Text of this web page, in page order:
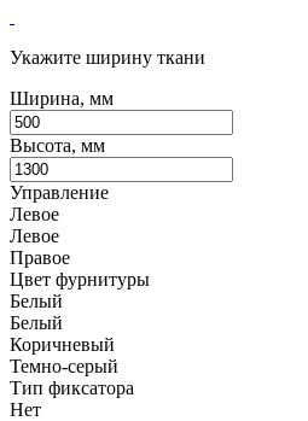
Укажите ширину ткани
Ширина, мм
Высота, мм
Управление
Левое
Левое
Правое
Цвет фурнитуры
Белый
Белый
Коричневый
Темно-серый
Тип фиксатора
Нет